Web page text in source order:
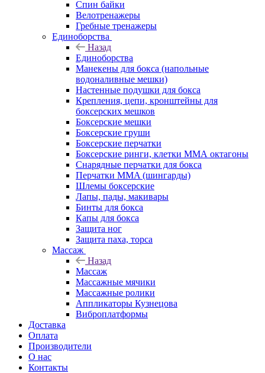
Спин байки
Велотренажеры
Гребные тренажеры
Единоборства
Назад
Единоборства
Манекены для бокса (напольные
водоналивные мешки)
Настенные подушки для бокса
Крепления, цепи, кронштейны для
боксерских мешков
Боксерские мешки
Боксерские груши
Боксерские перчатки
Боксерские ринги, клетки ММА октагоны
Снарядные перчатки для бокса
Перчатки MMA (шингарды)
Шлемы боксерские
Лапы, пады, макивары
Бинты для бокса
Капы для бокса
Защита ног
Защита паха, торса
Массаж
Назад
Массаж
Массажные мячики
Массажные ролики
Аппликаторы Кузнецова
Виброплатформы
Доставка
Оплата
Производители
О нас
Контакты